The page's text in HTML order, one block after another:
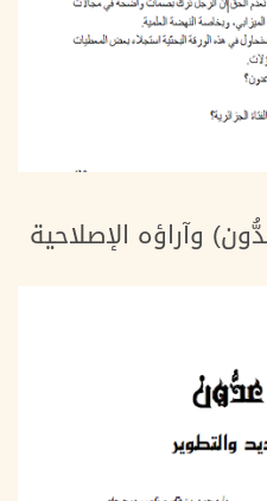
وآراؤه الإصلاحية